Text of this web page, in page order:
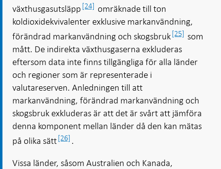
växthusgasutsläpp [24] omräknade till ton
koldioxidekvivalenter exklusive markanvändning,
förändrad markanvändning och skogsbruk[25] som
mått. De indirekta växthusgaserna exkluderas
eftersom data inte finns tillgängliga för alla länder
och regioner som är representerade i
valutareserven. Anledningen till att
markanvändning, förändrad markanvändning och
skogsbruk exkluderas är att det är svårt att jämföra
denna komponent mellan länder då den kan mätas
på olika sätt[26] .
Vissa länder, såsom Australien och Kanada,